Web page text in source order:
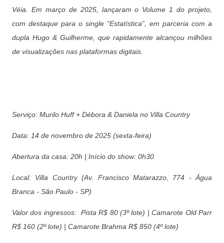
Véia. Em março de 2025, lançaram o Volume 1 do projeto,
com destaque para o single “Estatística”, em parceria com a
dupla Hugo & Guilherme, que rapidamente alcançou milhões
de visualizações nas plataformas digitais.
Serviço: Murilo Huff + Débora & Daniela no Villa Country
Data: 14 de novembro de 2025 (sexta-feira)
Abertura da casa: 20h | Início do show: 0h30
Local: Villa Country (Av. Francisco Matarazzo, 774 - Água
Branca - São Paulo - SP)
Valor dos ingressos: Pista R$ 80 (3º lote) | Camarote Old Parr
R$ 160 (2º lote) | Camarote Brahma R$ 850 (4º lote)